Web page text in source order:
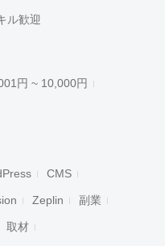
ル歓迎
円 ~ 10,000円
CMS
Zeplin 副業
取材